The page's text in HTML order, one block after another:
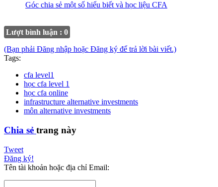
Góc chia sẻ một số hiểu biết và học liệu CFA
Lượt bình luận : 0
(Bạn phải Đăng nhập hoặc Đăng ký để trả lời bài viết.)
Tags:
cfa level1
học cfa level 1
học cfa online
infrastructure alternative investments
môn alternative investments
Chia sẻ trang này
Tweet
Đăng ký!
Tên tài khoản hoặc địa chỉ Email: